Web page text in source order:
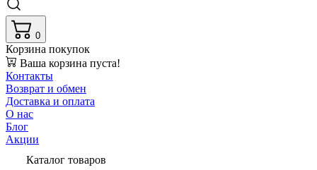
0
Корзина покупок
Ваша корзина пуста!
Контакты
Возврат и обмен
Доставка и оплата
О нас
Блог
Акции
Каталог товаров